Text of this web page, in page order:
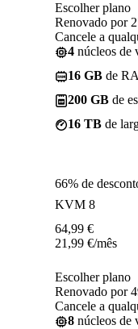
Escolher plano
Renovado por
Cancele a
4 núcleos de
16 GB de
200 GB de
16 TB de
66% de
KVM 8
64,99 €
21,99 €/mês
Escolher plano
Renovado por
Cancele a
8 núcleos de